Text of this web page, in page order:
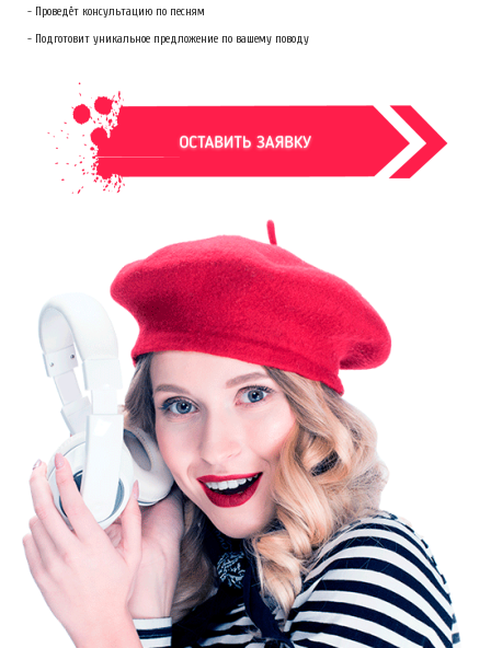
- Проведёт консультацию по песням
- Подготовит уникальное предложение по вашему поводу